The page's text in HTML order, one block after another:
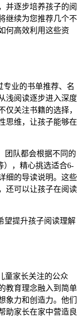
并逐步培养孩子的阅
继续为您推荐几个不
何高效利用这些资
专业的书单推荐、名
浅阅读逐步进入深度
仅关注书籍的选择，
思维，让孩子能够在
队都会根据不同的
），精心挑选适合6-
细的导读说明。这些
还可以让孩子在阅读
望提升孩子阅读理解
童家长关注的公众
教育理念融入到简单
象力和创造力。他们
助家长在家中营造良